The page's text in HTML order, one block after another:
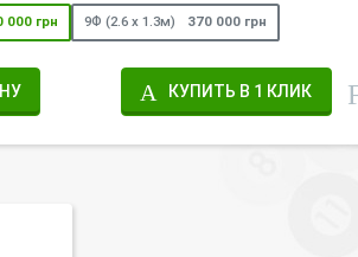
000 грн 9Ф (2.6 х 1.3м) 370 000 грн
КУПИТЬ В 1 КЛИК